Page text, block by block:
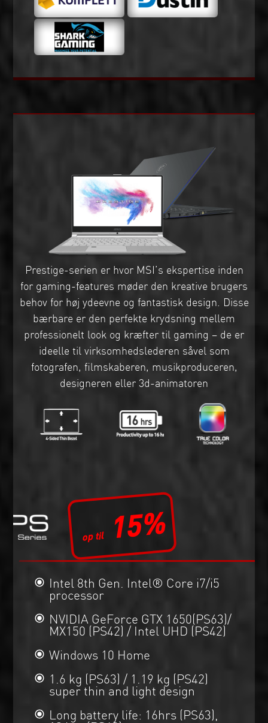
Prestige-serien er hvor MSI’s ekspertise inden
for gaming-features møder den kreative brugers
behov for høj ydeevne og fantastisk design. Disse
bærbare er den perfekte krydsning mellem
professionelt look og kræfter til gaming – de er
ideelle til virksomhedslederen såvel som
fotografen, filmskaberen, musikproduceren,
designeren eller 3d-animatoren
15%
Intel 8th Gen. Intel® Core i7/i5
processor
NVIDIA GeForce GTX 1650(PS63)/
MX150 (PS42) / Intel UHD (PS42)
Windows 10 Home
1.6 kg (PS63) / 1.19 kg (PS42)
super thin and light design
Long battery life: 16hrs (PS63),